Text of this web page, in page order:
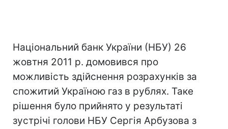
Національний банк України (НБУ) 26
жовтня 2011 р. домовився про
можливість здійснення розрахунків за
спожитий Україною газ в рублях. Таке
рішення було прийнято у результаті
зустрічі голови НБУ Сергія Арбузова з